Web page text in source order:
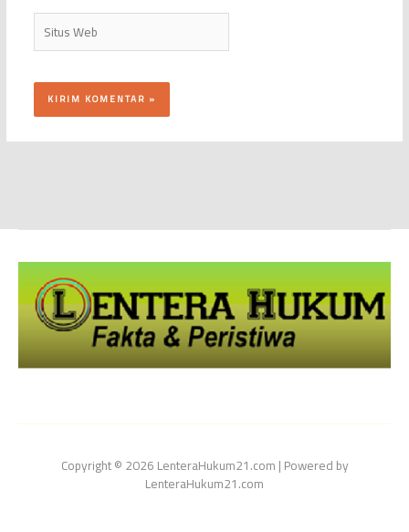
Situs
Web
Copyright © 2026 LenteraHukum21.com | Powered by
LenteraHukum21.com